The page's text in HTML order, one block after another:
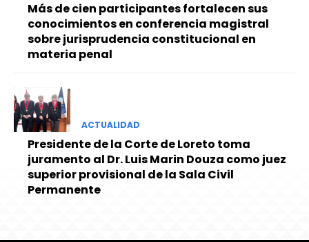
Más de cien participantes fortalecen sus
conocimientos en conferencia magistral
sobre jurisprudencia constitucional en
materia penal
ACTUALIDAD
Presidente de la Corte de Loreto toma
juramento al Dr. Luis Marin Douza como juez
superior provisional de la Sala Civil
Permanente